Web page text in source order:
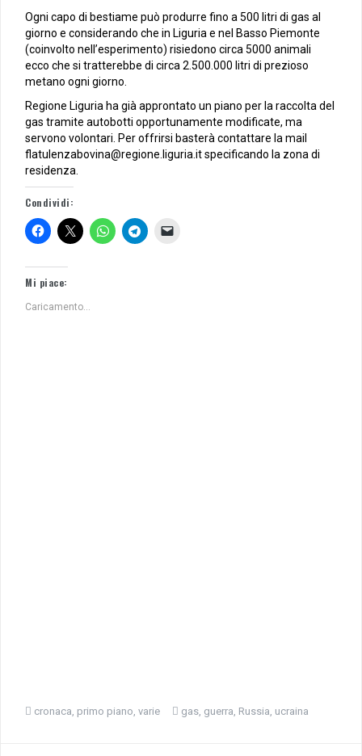
Ogni capo di bestiame può produrre fino a 500 litri di gas al
giorno e considerando che in Liguria e nel Basso Piemonte
(coinvolto nell’esperimento) risiedono circa 5000 animali
ecco che si tratterebbe di circa 2.500.000 litri di prezioso
metano ogni giorno.
Regione Liguria ha già approntato un piano per la raccolta del
gas tramite autobotti opportunamente modificate, ma
servono volontari. Per offrirsi basterà contattare la mail
flatulenzabovina@regione.liguria.it specificando la zona di
residenza.
Condividi:
Mi piace:
Caricamento...
cronaca primo piano varie gas guerra Russia ucraina